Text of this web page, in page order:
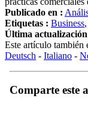
Etiquetas : Business
Última
Este artículo también
Deutsch-Italiano-